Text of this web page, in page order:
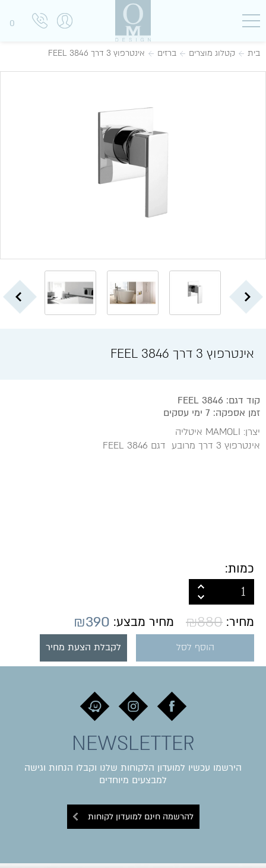
0
בית קטלוג מוצרים ברזים אינטרפוץ 3 דרך 3846 FEEL
אינטרפוץ 3 דרך 3846 FEEL
קוד דגם: FEEL 3846
זמן אספקה: 7 ימי עסקים
יצרן: MAMOLI איטליה
אינטרפוץ 3 דרך מרובע דגם FEEL 3846
כמות:
מחיר: ₪880 מחיר מבצע: ₪390
הוסף לסל לקבלת הצעת מחיר
NEWSLETTER
הירשמו עכשיו למועדון הלקוחות שלנו וקבלו הנחות וגישה
למבצעים מיוחדים
להרשמה חינם למועדון לקוחות